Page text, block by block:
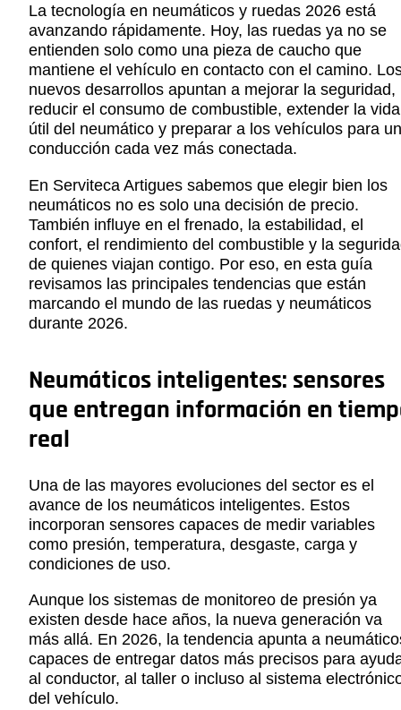
La tecnología en neumáticos y ruedas 2026 está
avanzando rápidamente. Hoy, las ruedas ya no se
entienden solo como una pieza de caucho que
mantiene el vehículo en contacto con el camino.
nuevos desarrollos apuntan a mejorar la seguridad,
reducir el consumo de combustible, extender la vida
útil del neumático y preparar a los vehículos para
conducción cada vez más conectada.
En Serviteca Artigues sabemos que elegir bien los
neumáticos no es solo una decisión de precio.
También influye en el frenado, la estabilidad, el
confort, el rendimiento del combustible y la
de quienes viajan contigo. Por eso, en esta guía
revisamos las principales tendencias que están
marcando el mundo de las ruedas y neumáticos
durante 2026.
Neumáticos inteligentes: sensores
que entregan información en
real
Una de las mayores evoluciones del sector es el
avance de los neumáticos inteligentes. Estos
incorporan sensores capaces de medir variables
como presión, temperatura, desgaste, carga y
condiciones de uso.
Aunque los sistemas de monitoreo de presión ya
existen desde hace años, la nueva generación va
más allá. En 2026, la tendencia apunta a
capaces de entregar datos más precisos para
al conductor, al taller o incluso al sistema
del vehículo.